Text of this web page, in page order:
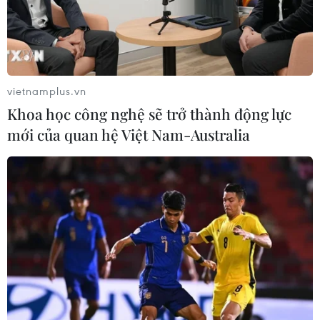
Xem thêm
CƠ QUAN CHỦ QUẢN: THÔNG TẤN XÃ VIỆT NAM
Tổng Biên tập: TRẦN TIẾN DUẨN
Phó Tổng Biên tập: NGUYỄN THỊ TÁM, KHÚC THANH
THỦY
Sở hữu trí tuệ
Quy định sử dụng
RSS
Hỗ trợ
vietnamplus.vn
Khoa học công nghệ sẽ trở thành động lực
mới của quan hệ Việt Nam-Australia